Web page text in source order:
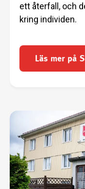
ett återfall, och
kring individen.
Läs mer på